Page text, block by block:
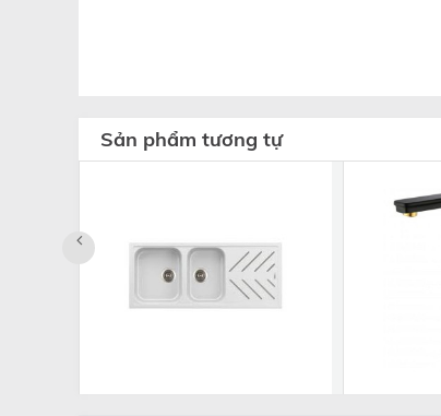
Sản phẩm tương tự